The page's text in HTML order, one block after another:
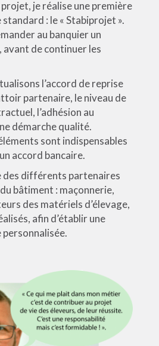
je réalise une première
: le « Stabiprojet ».
au banquier un
avant de continuer les
l’accord de reprise
partenaire, le niveau de
l’adhésion au
démarche qualité.
sont indispensables
accord bancaire.
des différents partenaires
bâtiment : maçonnerie,
des matériels d’élevage,
afin d’établir une